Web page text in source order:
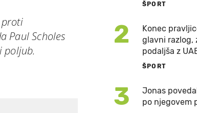
proti
Paul Scholes
poljub.
ŠPORT
2
Konec
glavni razlog,
podaljša z
ŠPORT
3
Jonas
po njegovem